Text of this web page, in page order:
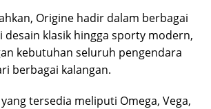
Origine hadir dalam berbagai
desain klasik hingga sporty modern,
kebutuhan seluruh pengendara
berbagai kalangan.
tersedia meliputi Omega, Vega,